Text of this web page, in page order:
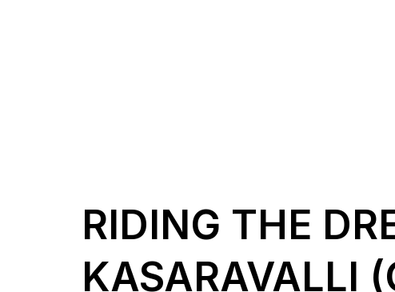
RIDING THE
KASARAVALLI